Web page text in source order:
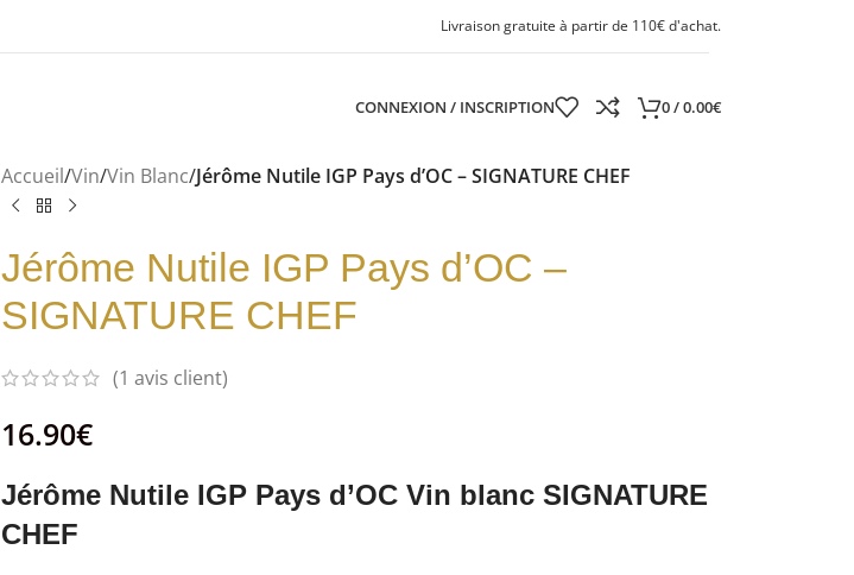
Livraison gratuite à partir de 110€ d'achat.
CONNEXION / INSCRIPTION 0/0.00€
Accueil/Vin/Vin Blanc/Jérôme Nutile IGP Pays d’OC – SIGNATURE CHEF
Jérôme Nutile IGP Pays d’OC –
SIGNATURE CHEF
(1 avis client)
16.90€
Jérôme Nutile IGP Pays d’OC Vin blanc SIGNATURE
CHEF